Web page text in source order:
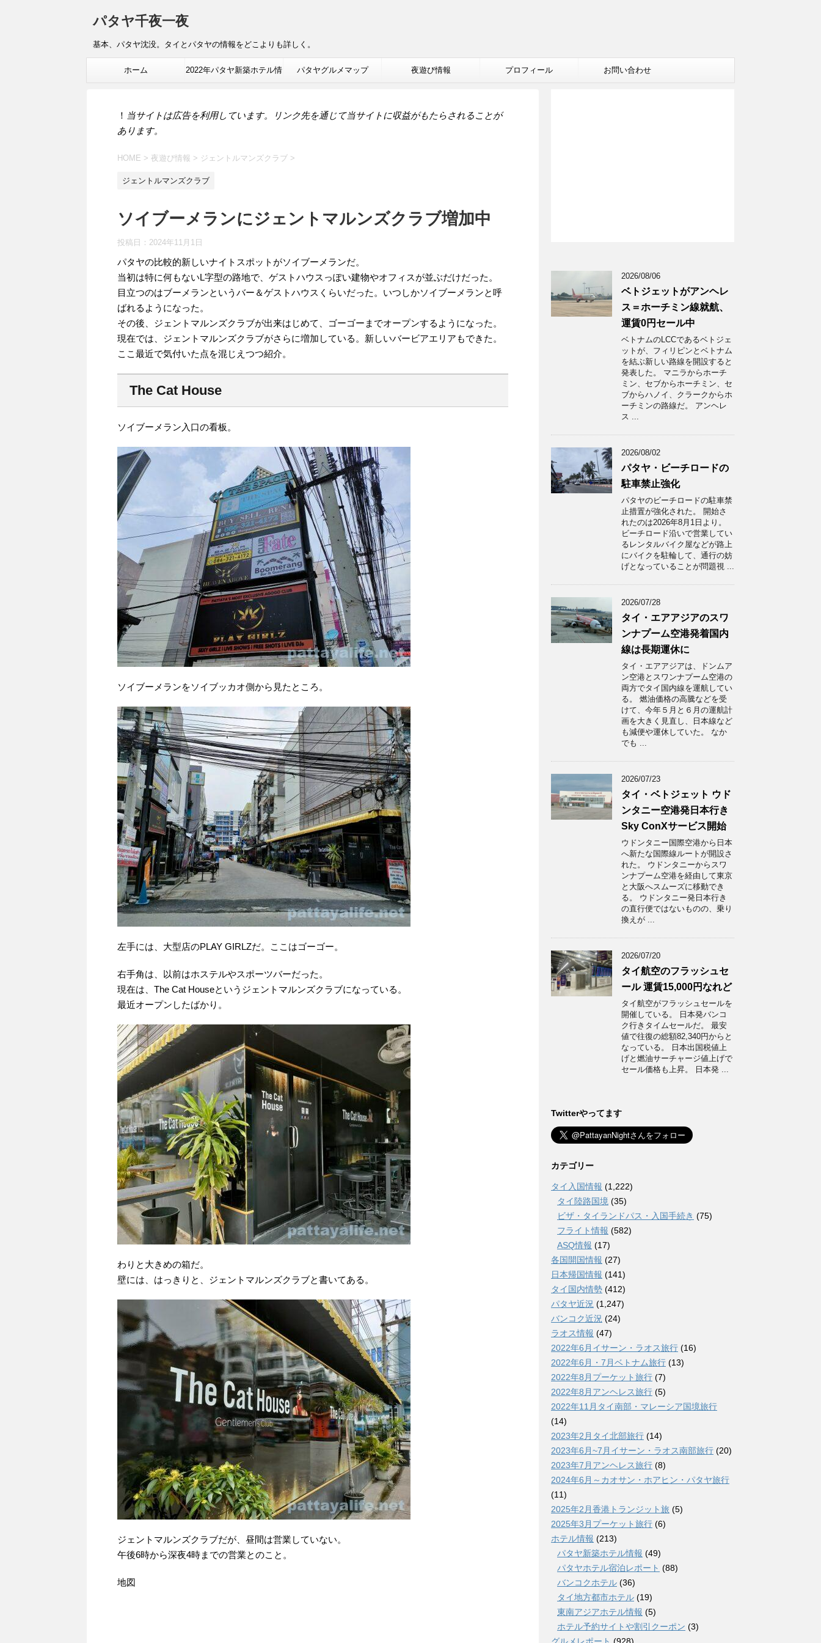
パタヤ千夜一夜
基本、パタヤ沈没。タイとパタヤの情報をどこよりも詳しく。
ホーム 2022年パタヤ新築ホテル情 パタヤグルメマップ 夜遊び情報 プロフィール お問い合わせ
！ 当サイトは広告を利用しています。リンク先を通じて当サイトに収益がもたらされることが
あります。
HOME > 夜遊び情報 > ジェントルマンズクラブ >
ジェントルマンズクラブ
ソイブーメランにジェントマルンズクラブ増加中
投稿日： 2024年11月1日
パタヤの比較的新しいナイトスポットがソイブーメランだ。
当初は特に何もないL字型の路地で、ゲストハウスっぽい建物やオフィスが並ぶだけだった。
目立つのはブーメランというバー＆ゲストハウスくらいだった。いつしかソイブーメランと呼
ばれるようになった。
その後、ジェントマルンズクラブが出来はじめて、ゴーゴーまでオープンするようになった。
現在では、ジェントマルンズクラブがさらに増加している。新しいバービアエリアもできた。
ここ最近で気付いた点を混じえつつ紹介。
The Cat House
ソイブーメラン入口の看板。
ソイブーメランをソイブッカオ側から見たところ。
左手には、大型店のPLAY GIRLZだ。ここはゴーゴー。
右手角は、以前はホステルやスポーツバーだった。
現在は、The Cat Houseというジェントマルンズクラブになっている。
最近オープンしたばかり。
わりと大きめの箱だ。
壁には、はっきりと、ジェントマルンズクラブと書いてある。
ジェントマルンズクラブだが、昼間は営業していない。
午後6時から深夜4時までの営業とのこと。
地図
2026/08/06
ベトジェットがアンヘレ
ス＝ホーチミン線就航、
運賃0円セール中
ベトナムのLCCであるベトジェ
ットが、フィリピンとベトナム
を結ぶ新しい路線を開設すると
発表した。 マニラからホーチ
ミン、セブからホーチミン、セ
ブからハノイ、クラークからホ
ーチミンの路線だ。 アンヘレ
ス ...
2026/08/02
パタヤ・ビーチロードの
駐車禁止強化
パタヤのビーチロードの駐車禁
止措置が強化された。 開始さ
れたのは2026年8月1日より。
ビーチロード沿いで営業してい
るレンタルバイク屋などが路上
にバイクを駐輪して、通行の妨
げとなっていることが問題視 ...
2026/07/28
タイ・エアアジアのスワ
ンナプーム空港発着国内
線は長期運休に
タイ・エアアジアは、ドンムア
ン空港とスワンナプーム空港の
両方でタイ国内線を運航してい
る。 燃油価格の高騰などを受
けて、今年５月と６月の運航計
画を大きく見直し、日本線など
も減便や運休していた。 なか
でも ...
2026/07/23
タイ・ベトジェット ウド
ンタニー空港発日本行き
Sky ConXサービス開始
ウドンタニー国際空港から日本
へ新たな国際線ルートが開設さ
れた。 ウドンタニーからスワ
ンナプーム空港を経由して東京
と大阪へスムーズに移動でき
る。 ウドンタニー発日本行き
の直行便ではないものの、乗り
換えが ...
2026/07/20
タイ航空のフラッシュセ
ール 運賃15,000円なれど
タイ航空がフラッシュセールを
開催している。 日本発バンコ
ク行きタイムセールだ。 最安
値で往復の総額82,340円からと
なっている。 日本出国税値上
げと燃油サーチャージ値上げで
セール価格も上昇。 日本発 ...
Twitterやってます
カテゴリー
タイ入国情報 (1,222)
タイ陸路国境 (35)
ビザ・タイランドパス・入国手続き (75)
フライト情報 (582)
ASQ情報 (17)
各国開国情報 (27)
日本帰国情報 (141)
タイ国内情勢 (412)
パタヤ近況 (1,247)
バンコク近況 (24)
ラオス情報 (47)
2022年6月イサーン・ラオス旅行 (16)
2022年6月・7月ベトナム旅行 (13)
2022年8月プーケット旅行 (7)
2022年8月アンヘレス旅行 (5)
2022年11月タイ南部・マレーシア国境旅行
(14)
2023年2月タイ北部旅行 (14)
2023年6月~7月イサーン・ラオス南部旅行 (20)
2023年7月アンヘレス旅行 (8)
2024年6月～カオサン・ホアヒン・パタヤ旅行
(11)
2025年2月香港トランジット旅 (5)
2025年3月プーケット旅行 (6)
ホテル情報 (213)
パタヤ新築ホテル情報 (49)
パタヤホテル宿泊レポート (88)
バンコクホテル (36)
タイ地方都市ホテル (19)
東南アジアホテル情報 (5)
ホテル予約サイトや割引クーポン (3)